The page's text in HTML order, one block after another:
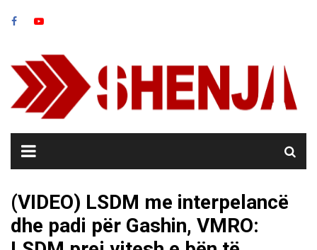
(VIDEO) LSDM me interpelancë
dhe padi për Gashin, VMRO: